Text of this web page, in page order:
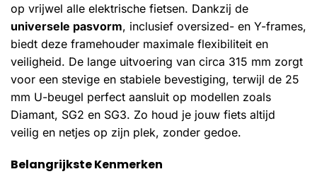
op vrijwel alle elektrische fietsen. Dankzij de
universele pasvorm, inclusief oversized- en Y-frames,
biedt deze framehouder maximale flexibiliteit en
veiligheid. De lange uitvoering van circa 315 mm zorgt
voor een stevige en stabiele bevestiging, terwijl de 25
mm U-beugel perfect aansluit op modellen zoals
Diamant, SG2 en SG3. Zo houd je jouw fiets altijd
veilig en netjes op zijn plek, zonder gedoe.
Belangrijkste Kenmerken